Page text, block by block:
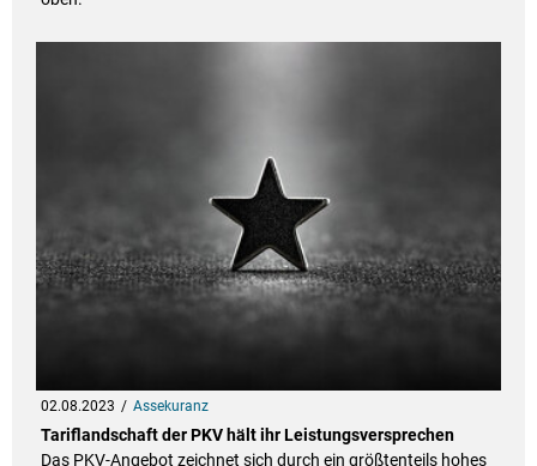
02.08.2023 Assekuranz
Tariflandschaft der PKV hält ihr Leistungsversprechen
Das PKV-Angebot zeichnet sich durch ein größtenteils hohes